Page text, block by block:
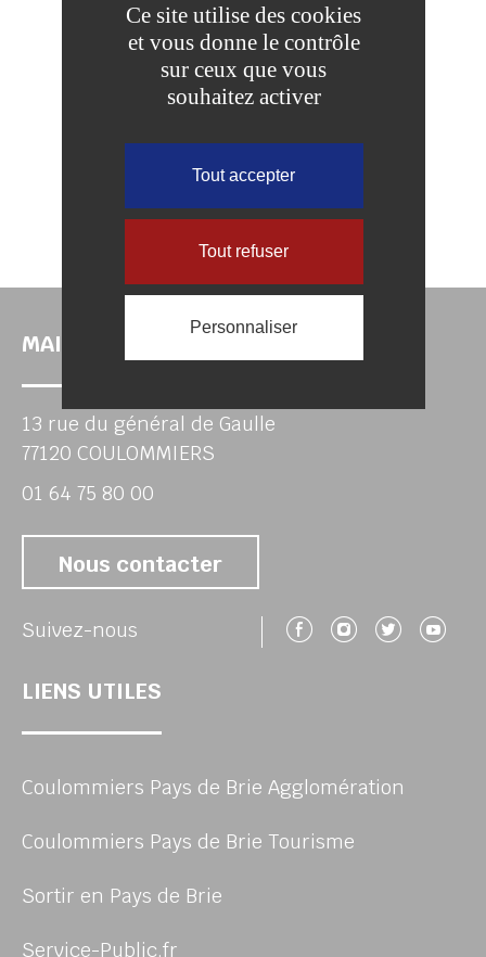
MAIRIE DE COULOMMIERS
13 rue du général de Gaulle
77120 COULOMMIERS
01 64 75 80 00
Nous contacter
Suivez-nous Suivez-nous
Suivez-
LIENS UTILES
Coulommiers Pays de Brie Agglomération
Coulommiers Pays de Brie Tourisme
Sortir en Pays de Brie
Service-Public.fr
Ce site utilise des cookies
et vous donne le contrôle
sur ceux que vous
souhaitez activer
Tout accepter
Tout refuser
Personnaliser